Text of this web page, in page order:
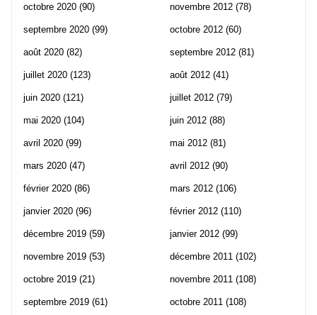
octobre 2020 (90)
septembre 2020 (99)
août 2020 (82)
juillet 2020 (123)
juin 2020 (121)
mai 2020 (104)
avril 2020 (99)
mars 2020 (47)
février 2020 (86)
janvier 2020 (96)
décembre 2019 (59)
novembre 2019 (53)
octobre 2019 (21)
septembre 2019 (61)
novembre 2012 (78)
octobre 2012 (60)
septembre 2012 (81)
août 2012 (41)
juillet 2012 (79)
juin 2012 (88)
mai 2012 (81)
avril 2012 (90)
mars 2012 (106)
février 2012 (110)
janvier 2012 (99)
décembre 2011 (102)
novembre 2011 (108)
octobre 2011 (108)